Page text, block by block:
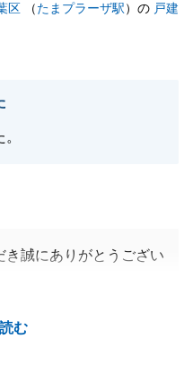
区 （たまプラーザ駅）の 戸建
む
き誠にありがとうござい
い。
めてご挨拶に伺いま